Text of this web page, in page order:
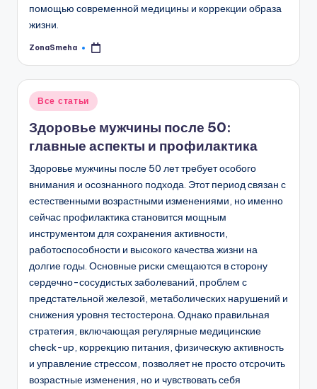
помощью современной медицины и коррекции образа
жизни.
Запись
ZonaSmeha
Опубликовано
Все статьи
Здоровье мужчины после 50:
главные аспекты и профилактика
Здоровье мужчины после 50 лет требует особого
внимания и осознанного подхода. Этот период связан с
естественными возрастными изменениями, но именно
сейчас профилактика становится мощным
инструментом для сохранения активности,
работоспособности и высокого качества жизни на
долгие годы. Основные риски смещаются в сторону
сердечно-сосудистых заболеваний, проблем с
предстательной железой, метаболических нарушений и
снижения уровня тестостерона. Однако правильная
стратегия, включающая регулярные медицинские
check-up, коррекцию питания, физическую активность
и управление стрессом, позволяет не просто отсрочить
возрастные изменения, но и чувствовать себя